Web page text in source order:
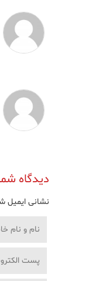
دیدگاه
نشانی ایمیل